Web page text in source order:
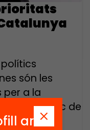
són les
per a la
en el marc de
ara